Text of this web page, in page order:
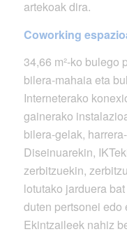
artekoak dira.
Coworking
34,66 m²-ko bulego
bilera-mahaia eta
Interneterako
gainerako
bilera-gelak,
Diseinuarekin,
zerbitzuekin,
lotutako jarduera
duten pertsonei edo
Ekintzaileek nahiz